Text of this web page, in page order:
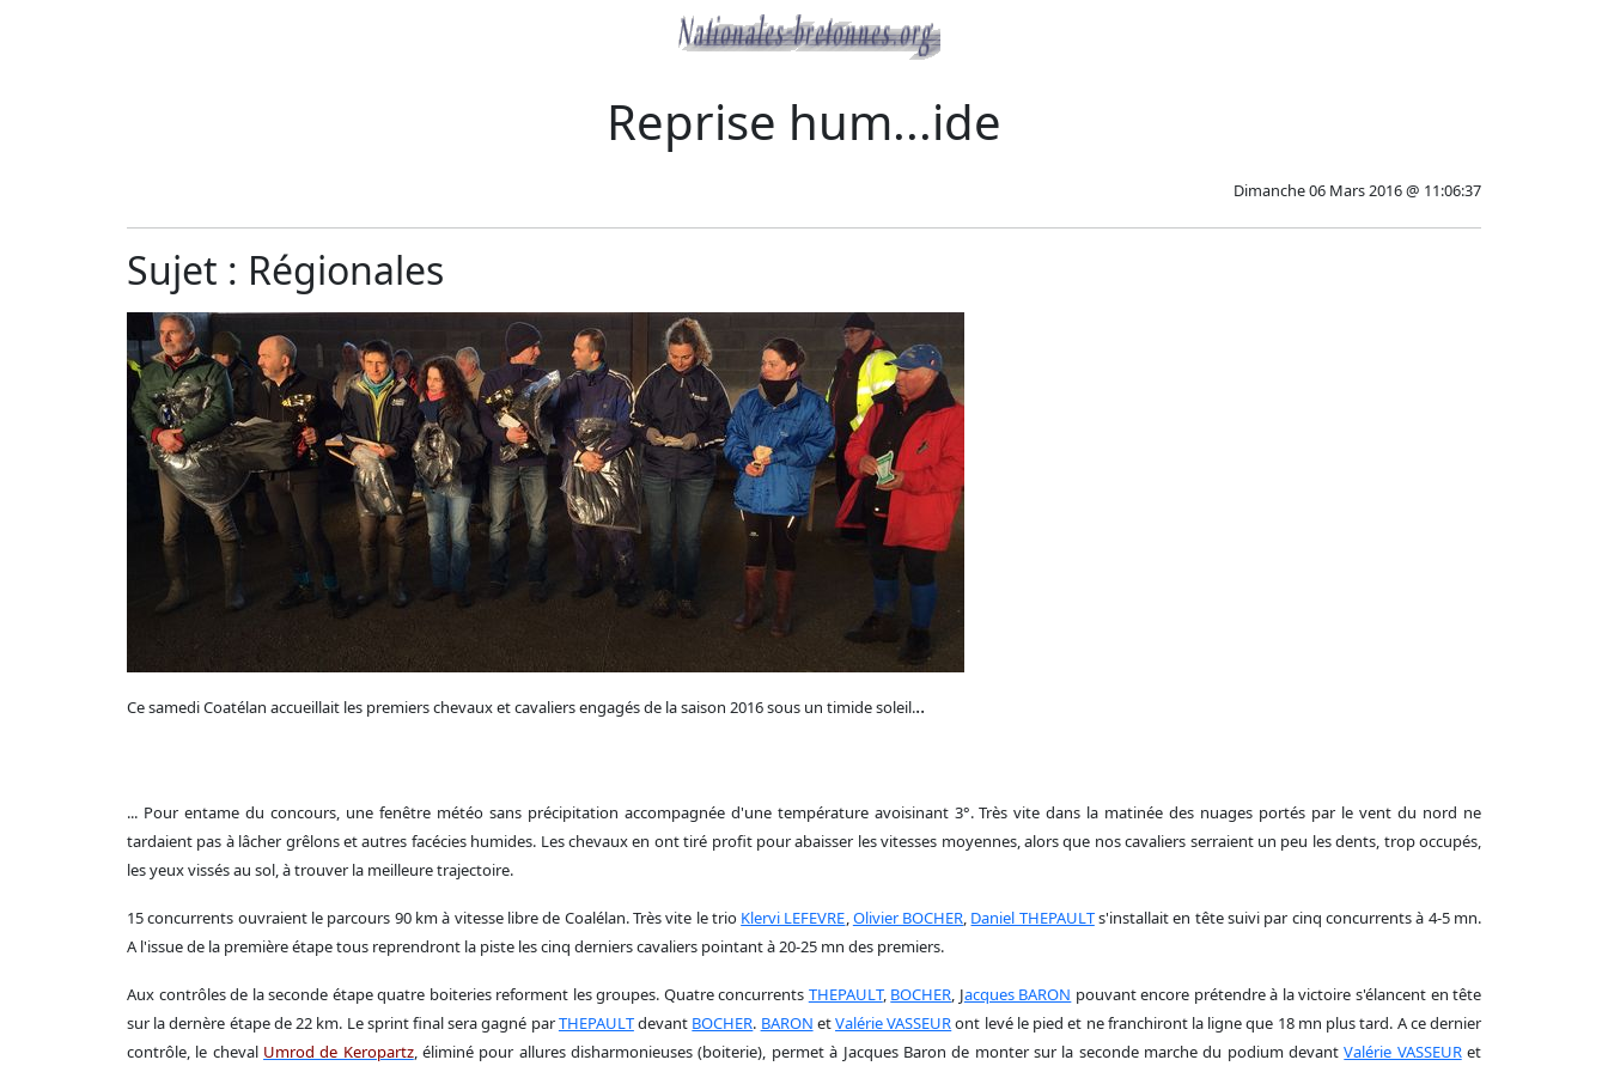
Reprise hum...ide
Dimanche 06 Mars 2016 @ 11:06:37
Sujet : Régionales
Ce samedi Coatélan accueillait les premiers chevaux et cavaliers engagés de la saison 2016 sous un timide soleil...
... Pour entame du concours, une fenêtre météo sans précipitation accompagnée d'une température avoisinant 3°. Très vite dans la matinée des nuages portés par le vent du nord ne
tardaient pas à lâcher grêlons et autres facécies humides. Les chevaux en ont tiré profit pour abaisser les vitesses moyennes, alors que nos cavaliers serraient un peu les dents, trop occupés,
les yeux vissés au sol, à trouver la meilleure trajectoire.
15 concurrents ouvraient le parcours 90 km à vitesse libre de Coalélan. Très vite le trio Klervi LEFEVRE,Olivier BOCHER, Daniel THEPAULTs'installait en tête suivi par cinq concurrents à 4-5 mn.
A l'issue de la première étape tous reprendront la piste les cinq derniers cavaliers pointant à 20-25 mn des premiers.
Aux contrôles de la seconde étape quatre boiteries reforment les groupes. Quatre concurrents THEPAULT, BOCHER, Jacques BARON pouvant encore prétendre à la victoire s'élancent en tête
sur la dernère étape de 22 km. Le sprint final sera gagné parTHEPAULTdevant BOCHER. BARON etValérie VASSEURont levé le pied et ne franchiront la ligne que 18 mn plus tard. A ce dernier
contrôle, le cheval Umrod de Keropartz, éliminé pour allures disharmonieuses (boiterie), permet à Jacques Baron de monter sur la seconde marche du podium devantValérie VASSEURet